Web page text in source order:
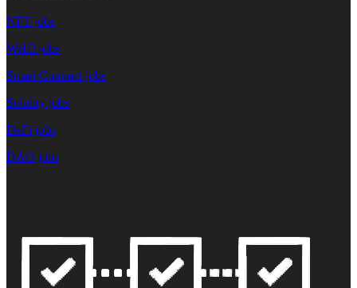
NFT jobs
Web3 jobs
Smart Contract jobs
Solidity jobs
DeFi jobs
DAO jobs